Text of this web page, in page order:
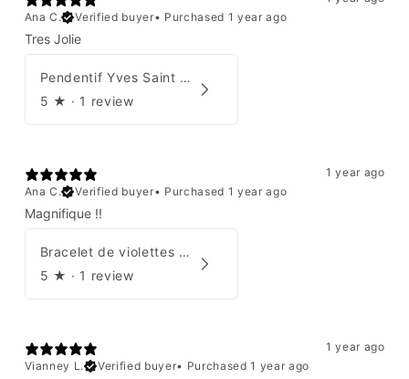
Ana C.
Verified buyer• Purchased 1 year ago
Tres Jolie
Pendentif Yves Saint Laurent
5 ★ · 1 review
1 year ago
Ana C.
Verified buyer• Purchased 1 year ago
Magnifique !!
Bracelet de violettes Augustine
5 ★ · 1 review
1 year ago
Vianney L.
Verified buyer• Purchased 1 year ago